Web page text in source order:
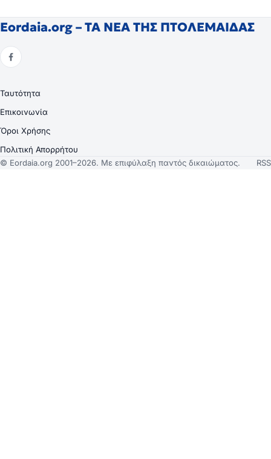
Eordaia.org – ΤΑ ΝΕΑ ΤΗΣ ΠΤΟΛΕΜΑΙΔΑΣ
Ταυτότητα
Επικοινωνία
Όροι Χρήσης
Πολιτική Απορρήτου
© Eordaia.org 2001–2026. Με επιφύλαξη παντός δικαιώματος.
RSS